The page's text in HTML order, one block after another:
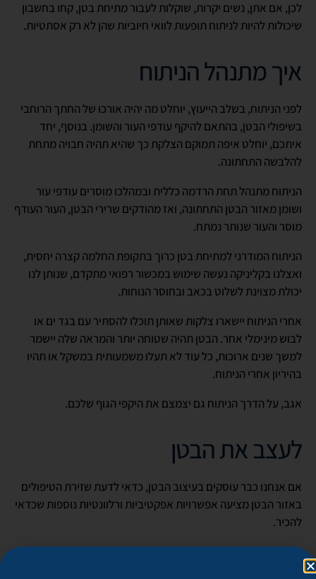
לכן, אם אתן, נשים יקרות, שוקלות לעבור מתיחת בטן, קחו בחשבון
שיכולות להיות לניתוח תופעות לוואי חיוביות שהן לא רק אסתטיות.
איך מתנהל הניתוח
לפני הניתוח, בשלב הייעוץ, יוחלט מה יהיה אורכו של החתך הרוחבי
בשיפולי הבטן, בהתאם להיקף עודפי העור והשומן. בנוסף, יחד
איתכם, יוחלט איפה תמוקם הצלקת כך שהיא תהיה חבויה מתחת
להלבשה התחתונה.
הניתוח מתנהל תחת הרדמה כללית ובמהלכו מוסרים עודפי עור
ושומן מאזור הבטן התחתונה, ואז מהודקים שרירי הבטן, העור העודף
מוסר והעור שנותר נמתח.
הניתוח המודרני למתיחת בטן כרוך בתקופת החלמה קצרה יחסית,
ואצלנו בקליניקה נעשה שימוש במכשור רפואי מתקדם, שנותן לנו
יכולת מצוינת לשלוט בכאב ובחוסר הנוחות.
אחרי הניתוח יישארו צלקות שאותן תוכלו להסתיר עם בגד ים או
לבוש מינימלי אחר. הבטן תהיה שטוחה יותר והמראה שלה יישמר
למשך שנים ארוכות, כל עוד לא תעלו משמעותית במשקל או תהיו
בהיריון אחרי הניתוח.
אגב, על הדרך הניתוח גם יצמצם את היקפי הגוף שלכם.
לעצב את הבטן
אם אנחנו כבר עוסקים בעיצוב הבטן, כדאי לדעת שזירת הטיפולים
באזור הבטן מציעה אפשרויות אפקטיביות ורלוונטיות נוספות שכדאי
להכיר.
שאיבת שומן עם סיב לייזר– במקרים שבהם עודפי העור לא